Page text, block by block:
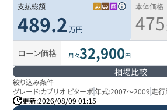
支払総額
489.2 万円
本体価格
475
ローン価格 月々32,900円
相場比較
絞り込み条件
グレード:カブリオ ビターボ年式:2007～2009 走
更新:2026/08/09 01:15